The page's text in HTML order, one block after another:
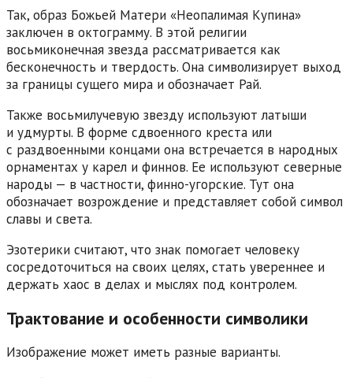
Так, образ Божьей Матери «Неопалимая Купина»
заключен в октограмму. В этой религии
восьмиконечная звезда рассматривается как
бесконечность и твердость. Она символизирует выход
за границы сущего мира и обозначает Рай.
Также восьмилучевую звезду используют латыши
и удмурты. В форме сдвоенного креста или
с раздвоенными концами она встречается в народных
орнаментах у карел и финнов. Ее используют северные
народы — в частности, финно-угорские. Тут она
обозначает возрождение и представляет собой символ
славы и света.
Эзотерики считают, что знак помогает человеку
сосредоточиться на своих целях, стать увереннее и
держать хаос в делах и мыслях под контролем.
Трактование и особенности символики
Изображение может иметь разные варианты.